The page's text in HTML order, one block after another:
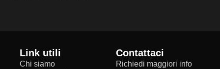
Link utili
Chi siamo
Contattaci
Richiedi maggiori info